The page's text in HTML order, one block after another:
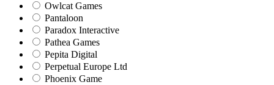
Owlcat Games
Pantaloon
Paradox Interactive
Pathea Games
Pepita Digital
Perpetual Europe Ltd
Phoenix Game